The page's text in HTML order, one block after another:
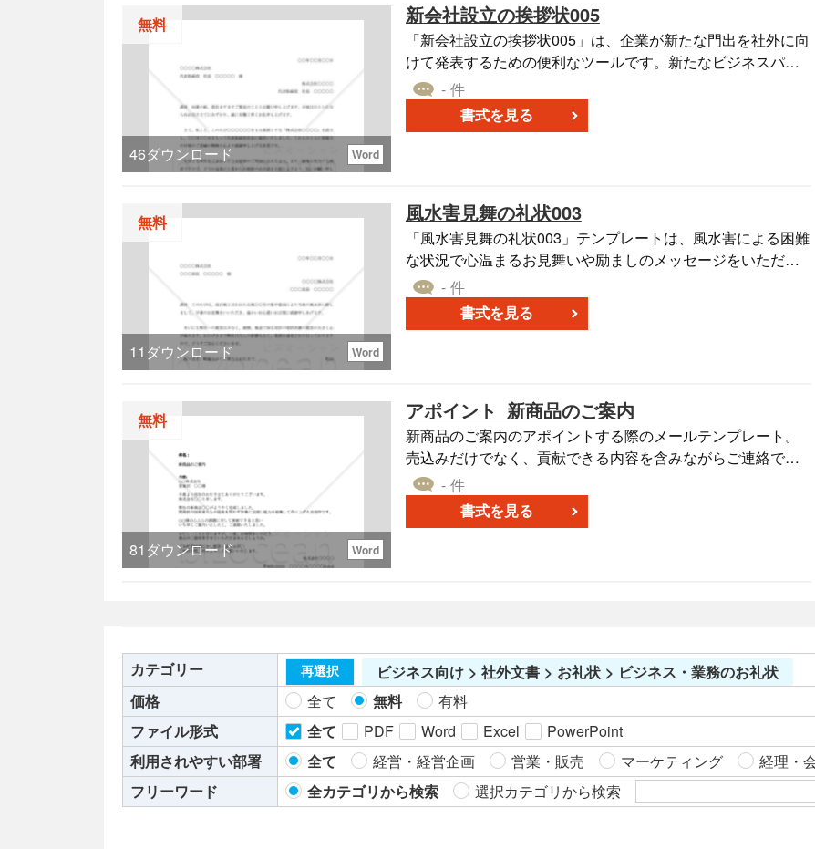
無料
46ダウンロード Word
新会社設立の挨拶状005
「新会社設立の挨拶状005」は、企業が新たな門出を社外に向
けて発表するための便利なツールです。新たなビジネスパー
トナーに対して、新たなビジネスの基本的な情報を共有する
際に非常に役立ちます。新会社の名前、所在地、そして主要
な業務内容を伝えることができます。挨拶状は、お互いに信
指す方向性を明確に伝え、新たなパートナーシップを生み出
すための基盤を作り上げることができます。
- 件
書式を見る
無料
11 ダウンロード Word
風水害見舞の礼状003
「風水害見舞の礼状003」テンプレートは、風水害による困難
な状況で心温まるお見舞いや励ましのメッセージをいただい
た方々へ感謝の気持ちを伝えるためのテンプレートです。厳
しい状況にもかかわらず、温かいお気持ちをいただいたこと
に感謝の意を示し、共に乗り越える力強さを伝えるお手伝い
ます。
- 件
書式を見る
無料
81 ダウンロード Word
アポイント_新商品のご案内
新商品のご案内のアポイントする際のメールテンプレート。
売込みだけでなく、貢献できる内容を含みながらご連絡でお
使いください。
- 件
書式を見る
カテゴリー 再選択
ビジネス向け > 社外文書 > お礼状 > ビジネス・業務のお礼状
価格
全て 無料
有料
ファイル形式
全て PDF Word Excel
PowerPoint
利用されやすい部署
全て 経営・経営企画 営業・販売 マーケティング
経理・
フリーワード
全カテゴリから検索 選択カテゴリから検索